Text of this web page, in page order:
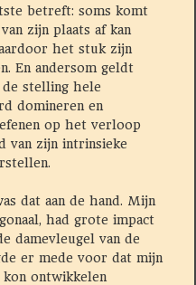
betreft: soms komt
zijn plaats af kan
het stuk zijn
En andersom geldt
de stelling hele
domineren en
op het verloop
van zijn intrinsieke
dat aan de hand. Mijn
had grote impact
damevleugel van de
er mede voor dat mijn
ontwikkelen